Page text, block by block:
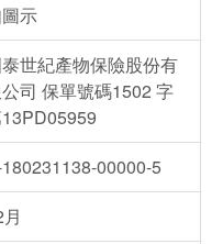
示
世紀產物保險股份有
司 保單號碼1502 字
00000-5